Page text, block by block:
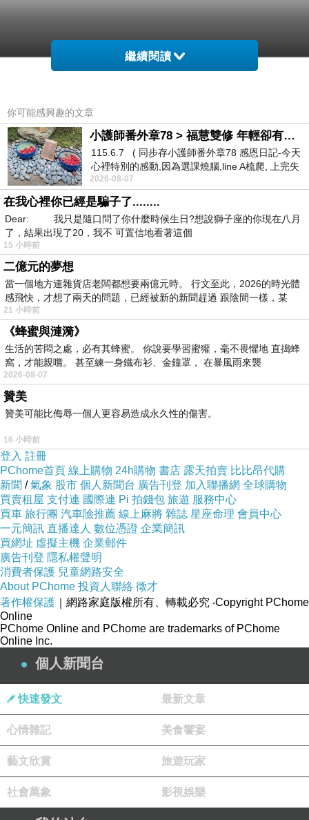
繼續閱讀
你可能感興趣的文章
小護師番外章78 > 福慧雙修 年輕卻有個老靈魂 ㄑ金剛經〉podcast
115.6.7 ( 同步存小護師番外章78 感恩日記-今天
心裡特別的感動,因為選課燒腦,line A梳爬, 上完失
智課的她,特來傾
2026-08-07
在我心裡你已經是騙子了........
Dear: 我只是隨口問了你什麼時候生日?想說獅子座的你現在八月
了，結果出現了20，我不 可置信地看著這個
15 小時前
二億元的夢想
當一個地方連雜貨店老闆都想要兩億元時。 行文至此，2026的時光體
感飛快，才想了兩天的問題，已經被新的新聞趕過 跟陰間一樣，某
21 小時前
《蜂蜜與漣漪》
生活的苦悶之處，必有其蜂蜜。 你說要學習蜜獾，毫不畏懼地 直搗蜂
窩，才能親嚐。 甚至練一身鐵布衫、金鐘罩， 在暴風雨來襲
2026-08-07
贊美
贊美可能比侮辱一個人更容易造成永久性的傷害。
16 小時前
登入 註冊
PChome首頁 線上購物 24h購物 書店 露天拍賣 比比昂代購
新聞 /氣象 股市 個人新聞台 廣告刊登 加入聯播網 全球購物
買賣租屋 支付連 國際連 Pi 拍錢包 旅遊 服務中心
買車 旅行團 汽車險推薦 線上麻將 雜誌 星座命理 會員中心
一元簡訊 直播達人 數位憑證 企業簡訊
買網址 虛擬主機 企業郵件
廣告刊登 隱私權聲明
消費者保護 兒童網路安全
About PChome 投資人聯絡 徵才
著作權保護 ｜網路家庭版權所有、轉載必究 ‧Copyright PChome
Online
PChome Online and PChome are trademarks of PChome
Online Inc.
個人新聞台
快速發文 最新文章
心情雜記 美食饗宴
藝文欣賞 旅遊玩家
社會萬象 影視娛樂